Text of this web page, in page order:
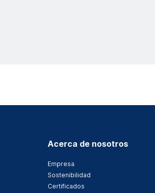
Acerca de nosotros
Empresa
Sostenibilidad
Certificados